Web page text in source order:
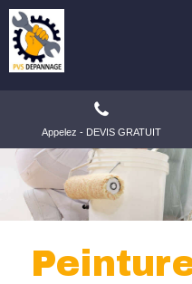
Appelez - DEVIS GRATUIT